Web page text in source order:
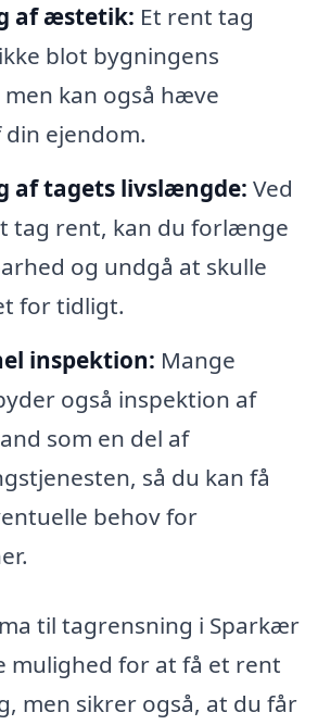
af æstetik: Et rent tag
blot bygningens
kan også hæve
ejendom.
af tagets livslængde: Ved
tag rent, kan du forlænge
og undgå at skulle
for tidligt.
inspektion: Mange
også inspektion af
som en del af
så du kan få
behov for
til tagrensning i Sparkær
mulighed for at få et rent
men sikrer også, at du får